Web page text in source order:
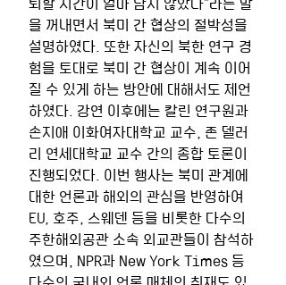
을 꺼내면서 북미 간 협상의 절박성을
설명하였다. 또한 자신의 북한 연구 경
험을 토대로 북미 간 협상이 계속 이어
질 수 있게 하는 방안에 대해서도 제언
하였다. 강연 이후에는 칼린 연구원과
손지애 이화여자대학교 교수, 존 델러
리 연세대학교 교수 간의 종합 토론이
진행되었다. 이번 행사는 북미 관계에
대한 언론과 해외의 관심을 반영하여
EU, 호주, 스웨덴 등을 비롯한 다수의
주한해외공관 소속 외교관들이 참석하
였으며, NPR과 New York Times 등